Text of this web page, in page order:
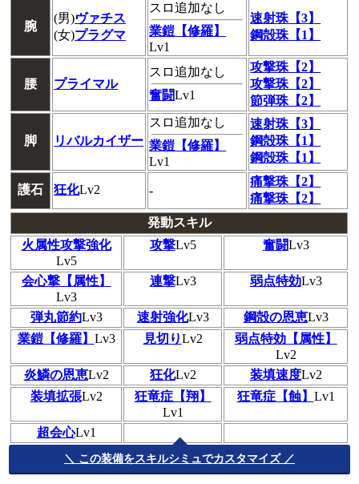
腕
(男)ヴァチス
(女)プラグマ
スロ追加なし
業鎧【修羅】
Lv1
速射珠【3】
鋼殻珠【1】
腰 プライマル
スロ追加なし
奮闘Lv1
攻撃珠【2】
攻撃珠【2】
節弾珠【2】
脚 リバルカイザー
スロ追加なし
業鎧【修羅】
Lv1
速射珠【3】
鋼殻珠【1】
鋼殻珠【1】
護石 狂化Lv2 -
痛撃珠【2】
痛撃珠【2】
発動スキル
火属性攻撃強化
Lv5
攻撃Lv5 奮闘Lv3
会心撃【属性】
Lv3
連撃Lv3 弱点特効Lv3
弾丸節約Lv3 速射強化Lv3 鋼殻の恩恵Lv3
業鎧【修羅】 Lv3 見切りLv2
弱点特効【属性】
Lv2
炎鱗の恩恵Lv2 狂化Lv2 装填速度Lv2
装填拡張Lv2
狂竜症【翔】
Lv1
狂竜症【蝕】 Lv1
超会心Lv1
＼ この装備をスキルシミュでカスタマイズ ／